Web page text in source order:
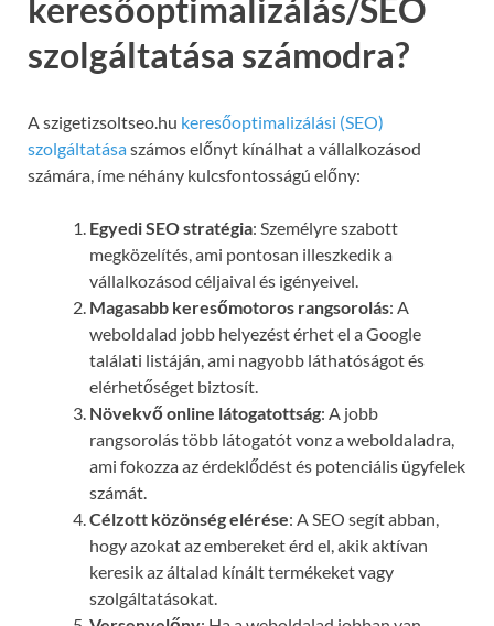
keresőoptimalizálás/SEO
szolgáltatása számodra?
A szigetizsoltseo.hu keresőoptimalizálási (SEO)
szolgáltatásaszámos előnyt kínálhat a vállalkozásod
számára, íme néhány kulcsfontosságú előny:
Egyedi SEO stratégia: Személyre szabott
megközelítés, ami pontosan illeszkedik a
vállalkozásod céljaival és igényeivel.
Magasabb keresőmotoros rangsorolás: A
weboldalad jobb helyezést érhet el a Google
találati listáján, ami nagyobb láthatóságot és
elérhetőséget biztosít.
Növekvő online látogatottság: A jobb
rangsorolás több látogatót vonz a weboldaladra,
ami fokozza az érdeklődést és potenciális ügyfelek
számát.
Célzott közönség elérése: A SEO segít abban,
hogy azokat az embereket érd el, akik aktívan
keresik az általad kínált termékeket vagy
szolgáltatásokat.